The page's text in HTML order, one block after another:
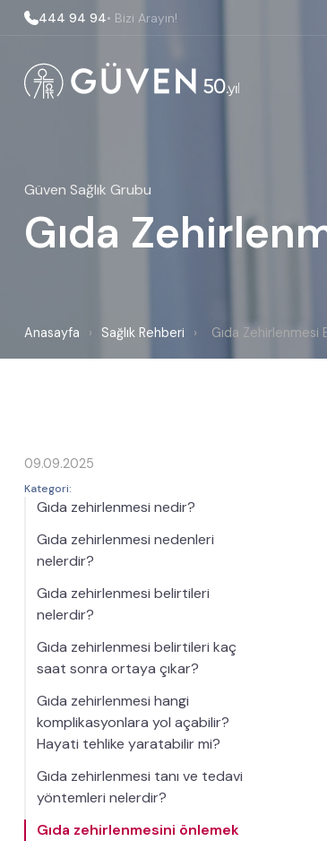
444 94 94• Bizi Arayın!
Güven Sağlık Grubu
Gıda
Anasayfa › Sağlık Rehberi › Gıda
09.09.2025
Kategori:
Gıda zehirlenmesi nedir?
Gıda zehirlenmesi nedenleri
nelerdir?
Gıda zehirlenmesi belirtileri
nelerdir?
Gıda zehirlenmesi belirtileri kaç
saat sonra ortaya çıkar?
Gıda zehirlenmesi hangi
komplikasyonlara yol açabilir?
Hayati tehlike yaratabilir mi?
Gıda zehirlenmesi tanı ve tedavi
yöntemleri nelerdir?
Gıda zehirlenmesini önlemek